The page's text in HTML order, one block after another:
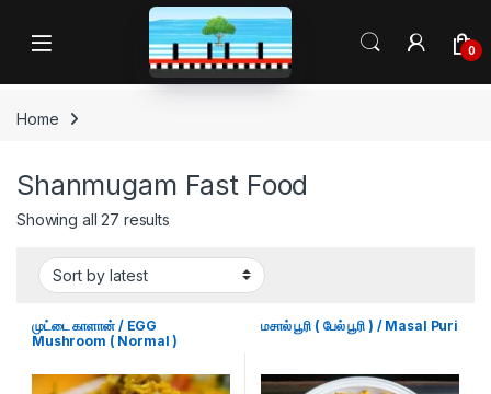
Open 0
Home
Shanmugam Fast Food
Showing all 27 resultsSorted by latest
முட்டை காளான் / EGG
Mushroom ( Normal )
மசால் பூரி ( பேல் பூரி ) / Masal Puri